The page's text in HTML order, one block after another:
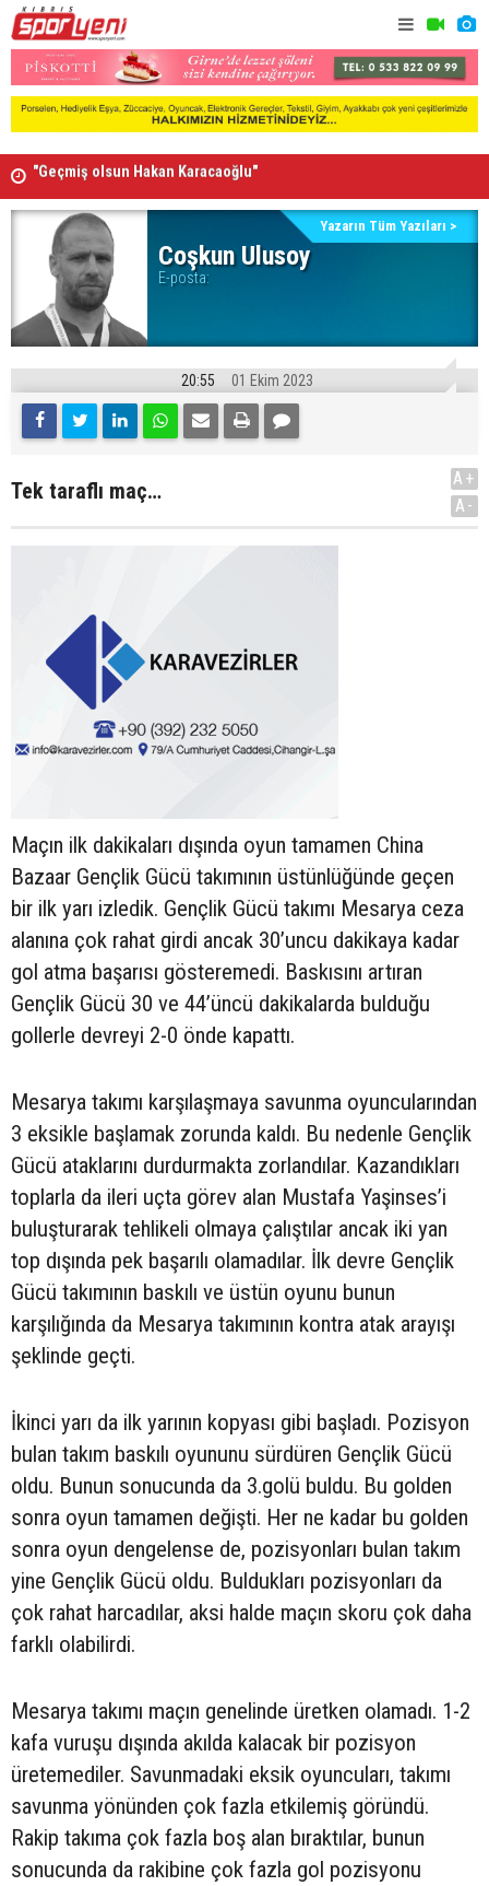
Lionel Messi'nin acı günü
Coşkun Ulusoy
E-posta:
Yazarın Tüm Yazıları >
20:55 01 Ekim 2023
Tek taraflı maç…
A+
A-
Maçın ilk dakikaları dışında oyun tamamen China
Bazaar Gençlik Gücü takımının üstünlüğünde geçen
bir ilk yarı izledik. Gençlik Gücü takımı Mesarya ceza
alanına çok rahat girdi ancak 30’uncu dakikaya kadar
gol atma başarısı gösteremedi. Baskısını artıran
Gençlik Gücü 30 ve 44’üncü dakikalarda bulduğu
gollerle devreyi 2-0 önde kapattı.
Mesarya takımı karşılaşmaya savunma oyuncularından
3 eksikle başlamak zorunda kaldı. Bu nedenle Gençlik
Gücü ataklarını durdurmakta zorlandılar. Kazandıkları
toplarla da ileri uçta görev alan Mustafa Yaşinses’i
buluşturarak tehlikeli olmaya çalıştılar ancak iki yan
top dışında pek başarılı olamadılar. İlk devre Gençlik
Gücü takımının baskılı ve üstün oyunu bunun
karşılığında da Mesarya takımının kontra atak arayışı
şeklinde geçti.
İkinci yarı da ilk yarının kopyası gibi başladı. Pozisyon
bulan takım baskılı oyununu sürdüren Gençlik Gücü
oldu. Bunun sonucunda da 3.golü buldu. Bu golden
sonra oyun tamamen değişti. Her ne kadar bu golden
sonra oyun dengelense de, pozisyonları bulan takım
yine Gençlik Gücü oldu. Buldukları pozisyonları da
çok rahat harcadılar, aksi halde maçın skoru çok daha
farklı olabilirdi.
Mesarya takımı maçın genelinde üretken olamadı. 1-2
kafa vuruşu dışında akılda kalacak bir pozisyon
üretemediler. Savunmadaki eksik oyuncuları, takımı
savunma yönünden çok fazla etkilemiş göründü.
Rakip takıma çok fazla boş alan bıraktılar, bunun
sonucunda da rakibine çok fazla gol pozisyonu